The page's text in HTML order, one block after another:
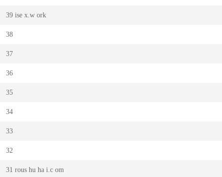
31 rous hu ha i.c om
32
33
34
35
36
37
38
39 ise x.w ork